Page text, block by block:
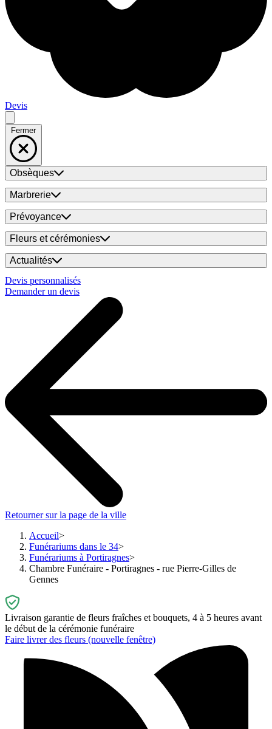
Devis
Fermer
Obsèques
Marbrerie
Prévoyance
Fleurs et cérémonies
Actualités
Devis personnalisés
Demander un devis
Retourner sur la page de la ville
Accueil
Funérariums dans le 34
Funérariums à Portiragnes
Chambre Funéraire - Portiragnes - rue Pierre-Gilles de
Gennes
Livraison garantie de fleurs fraîches et bouquets, 4 à 5 heures avant
le début de la cérémonie funéraire
Faire livrer des fleurs (nouvelle fenêtre)